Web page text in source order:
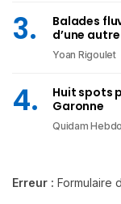
Balades
d’une
Yoan Rigoulet
Huit spots
Garonne
Quidam Hebdo
Erreur : Formulaire